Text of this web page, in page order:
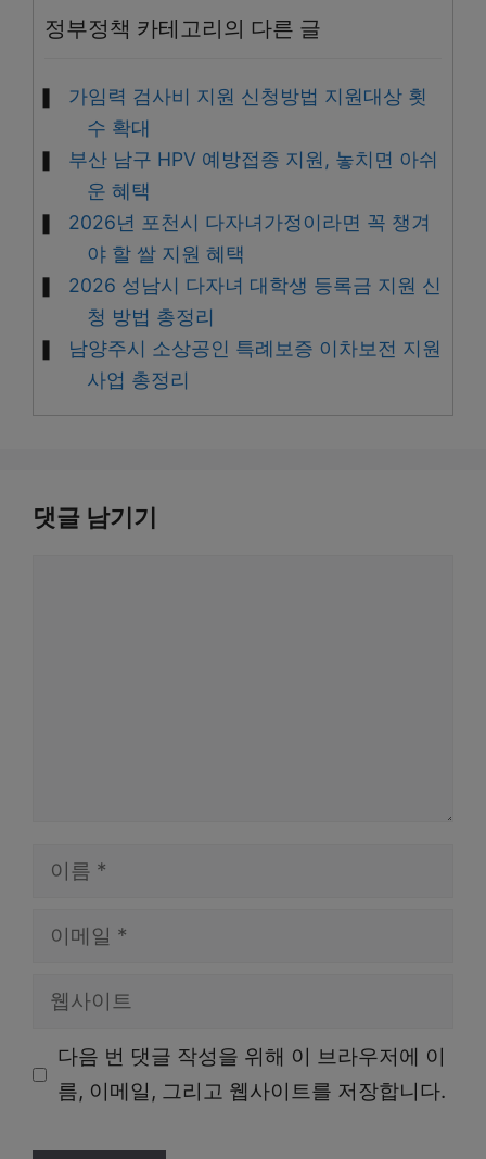
정부정책 카테고리의 다른 글
가임력 검사비 지원 신청방법 지원대상 횟
수 확대
부산 남구 HPV 예방접종 지원, 놓치면 아쉬
운 혜택
2026년 포천시 다자녀가정이라면 꼭 챙겨
야 할 쌀 지원 혜택
2026 성남시 다자녀 대학생 등록금 지원 신
청 방법 총정리
남양주시 소상공인 특례보증 이차보전 지원
사업 총정리
댓글 남기기
일
다음 번 댓글 작성을 위해 이 브라우저에 이
름, 이메일, 그리고 웹사이트를 저장합니다.